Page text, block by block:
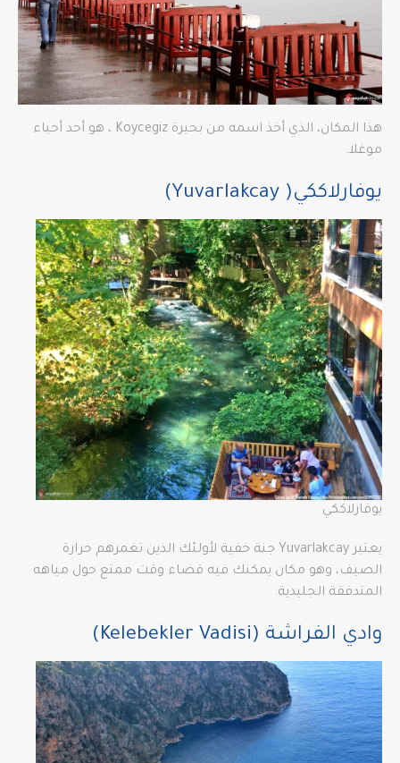
هذا المكان، الذي أخذ اسمه من بحيرة Koycegiz ، هو أحد أحياء
موغلا.
يوفارلاككي( Yuvarlakcay)
يوفارلاككي
يعتبر Yuvarlakcay جنة خفية لأولئك الذين تغمرهم حرارة
الصيف، وهو مكان يمكنك فيه قضاء وقت ممتع حول مياهه
المتدفقة الجليدية.
وادي الفراشة (Kelebekler Vadisi)